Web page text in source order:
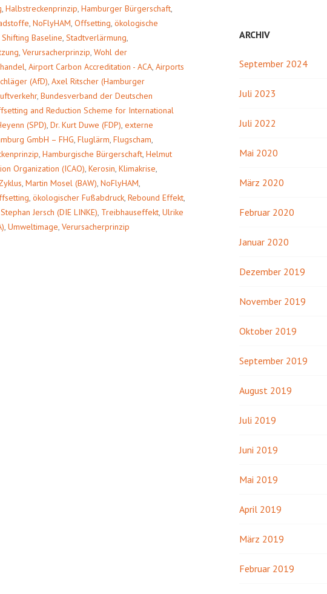
Halbstreckenprinzip Hamburger Bürgerschaft
NoFlyHAM Offsetting ökologische
Shifting Baseline Stadtverlärmung
Verursacherprinzip Wohl der
Airport Carbon Accreditation - ACA Airports
(AfD) Axel Ritscher (Hamburger
, Bundesverband der Deutschen
and Reduction Scheme for International
(SPD) Dr. Kurt Duwe (FDP) externe
GmbH – FHG Fluglärm Flugscham
Hamburgische Bürgerschaft Helmut
Organization (ICAO) Kerosin Klimakrise
Martin Mosel (BAW) NoFlyHAM
ökologischer Fußabdruck Rebound Effekt
Stephan Jersch (DIE LINKE) Treibhauseffekt Ulrike
Umweltimage Verursacherprinzip
ARCHIV
September 2024
Juli 2023
Juli 2022
Mai 2020
März 2020
Februar 2020
Januar 2020
Dezember 2019
November 2019
Oktober 2019
September 2019
August 2019
Juli 2019
Juni 2019
Mai 2019
April 2019
März 2019
Februar 2019